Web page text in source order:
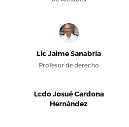
Lic Jaime Sanabria
Profesor de derecho
Lcdo Josué Cardona
Hernández